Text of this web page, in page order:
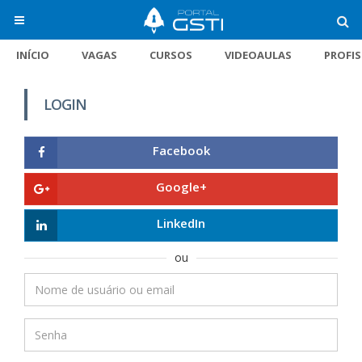
INÍCIO VAGAS CURSOS VIDEOAULAS
LOGIN
Facebook
Google+
LinkedIn
ou